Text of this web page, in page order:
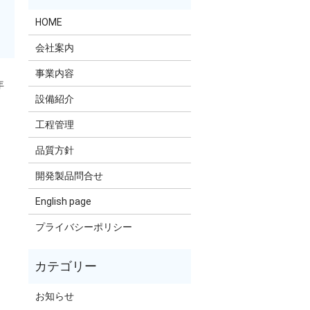
HOME
会社案内
事業内容
設備紹介
工程管理
品質方針
開発製品問合せ
English page
プライバシーポリシー
お知らせ